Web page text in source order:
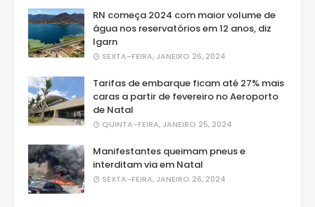
RN começa 2024 com maior volume de
água nos reservatórios em 12 anos, diz
Igarn
SEXTA-FEIRA, JANEIRO 26, 2024
Tarifas de embarque ficam até 27% mais
caras a partir de fevereiro no Aeroporto
de Natal
QUINTA-FEIRA, JANEIRO 25, 2024
Manifestantes queimam pneus e
interditam via em Natal
SEXTA-FEIRA, JANEIRO 26, 2024